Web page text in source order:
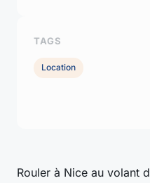
Rouler à Nice au volant
TAGS
Location